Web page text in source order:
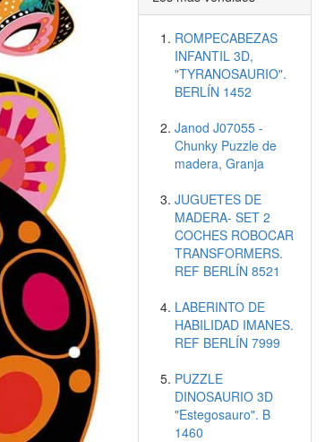
ROMPECABEZAS
INFANTIL 3D,
"TYRANOSAURIO".
BERLÍN 1452
Janod J07055 -
Chunky Puzzle de
madera, Granja
JUGUETES DE
MADERA- SET 2
COCHES ROBOCAR
TRANSFORMERS.
REF BERLÍN 8521
LABERINTO DE
HABILIDAD IMANES.
REF BERLÍN 7999
PUZZLE
DINOSAURIO 3D
"Estegosauro". B
1460